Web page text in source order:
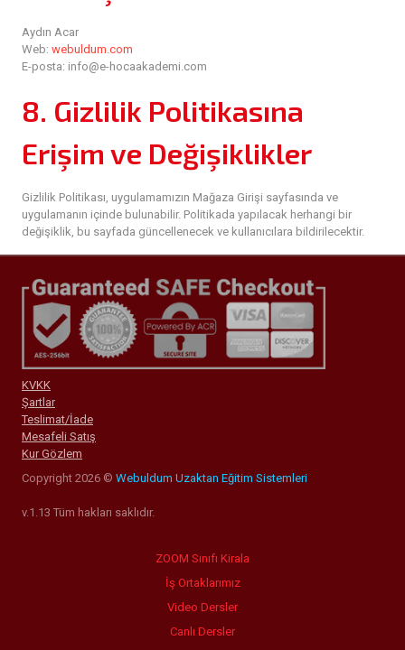
Aydın Acar
Web: webuldum.com
E-posta: info@e-hocaakademi.com
8. Gizlilik Politikasına
Erişim ve Değişiklikler
Gizlilik Politikası, uygulamamızın Mağaza Girişi sayfasında ve
uygulamanın içinde bulunabilir. Politikada yapılacak herhangi bir
değişiklik, bu sayfada güncellenecek ve kullanıcılara bildirilecektir.
KVKK
Şartlar
Teslimat/İade
Mesafeli Satış
Kur Gözlem
Copyright 2026 © Webuldum Uzaktan Eğitim Sistemleri
v.1.13 Tüm hakları saklıdır.
ZOOM Sınıfı Kirala
İş Ortaklarımız
Video Dersler
Canlı Dersler